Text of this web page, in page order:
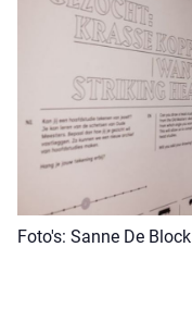
Foto's: Sanne De Block